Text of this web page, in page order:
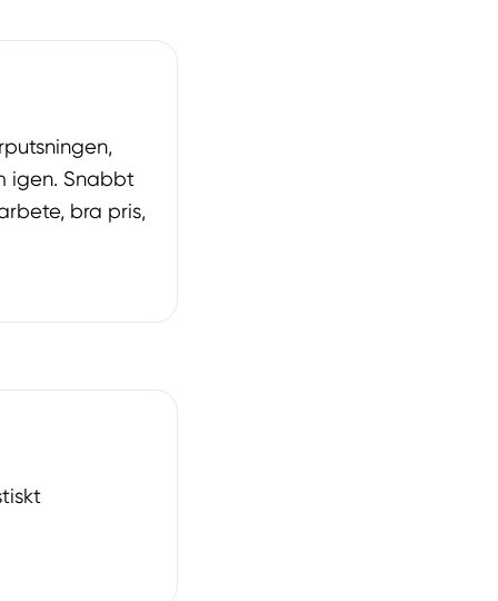
igen. Snabbt
bra pris,